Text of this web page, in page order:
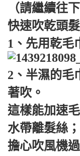
（請繼續往
快速吹乾頭
1、先用乾毛
2、半濕的毛
著吹。
這樣能加速
水帶離髮絲；
擔心吹風機